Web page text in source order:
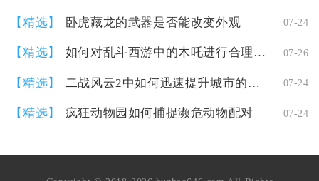
【精选】 卧虎藏龙的武器是否能改变外观 07-24
【精选】 如何对乱斗西游中的木吒进行合理的装备加点 07-26
【精选】 二战风云2中如何迅速提升城市的建设水平 07-24
【精选】 疯狂动物园如何捕捉濒危动物配对 07-24